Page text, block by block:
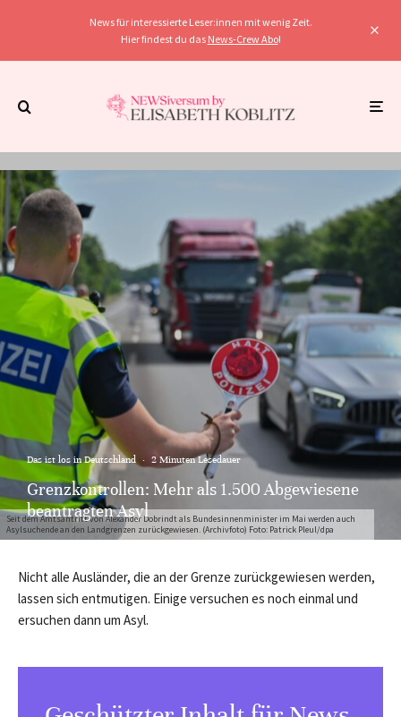
News für interessierte Leser:innen mit wenig Zeit.
Hier findest du das News-Crew Abo!
Seit dem Amtsantritt von Alexander Dobrindt als Bundesinnenminister im Mai werden auch
Asylsuchende an den Landgrenzen zurückgewiesen. (Archivfoto) Foto: Patrick Pleul/dpa
Das ist los in Deutschland · 2 Minuten Lesedauer
Grenzkontrollen: Mehr als 1.500 Abgewiesene
beantragten Asyl
Nicht alle Ausländer, die an der Grenze zurückgewiesen werden,
lassen sich entmutigen. Einige versuchen es noch einmal und
ersuchen dann um Asyl.